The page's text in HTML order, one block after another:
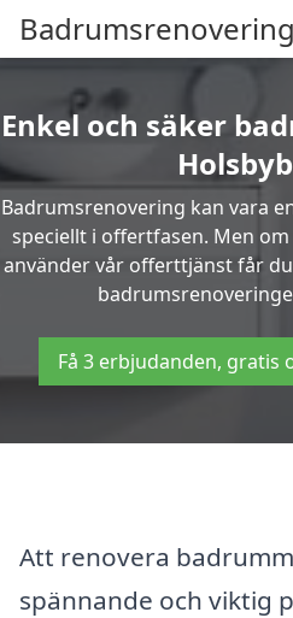
Enkel och säker
Badrumsrenovering kan vara
speciellt i offertfasen. Men
använder vår offerttjänst får
Få 3 erbjudanden,
Att renovera
spännande och viktig